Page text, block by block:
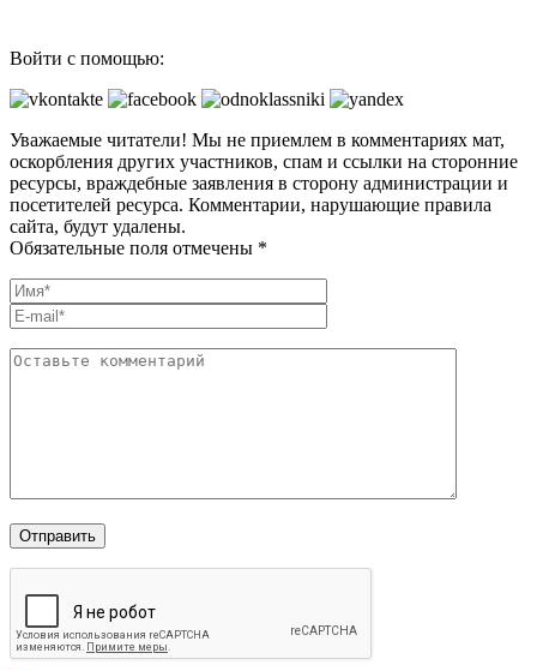
Войти с помощью:
Уважаемые читатели! Мы не приемлем в комментариях мат,
оскорбления других участников, спам и ссылки на сторонние
ресурсы, враждебные заявления в сторону администрации и
посетителей ресурса. Комментарии, нарушающие правила
сайта, будут удалены.
Обязательные поля отмечены *